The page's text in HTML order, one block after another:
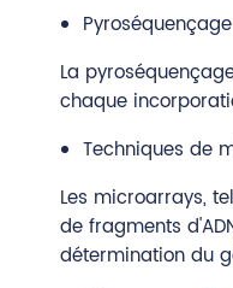
La
chaque
Techniques de
Les microarrays,
de fragments
détermination du